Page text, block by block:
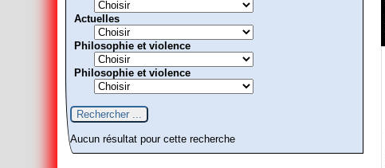
Actuelles
Philosophie et violence
Philosophie et violence
Aucun résultat pour cette recherche